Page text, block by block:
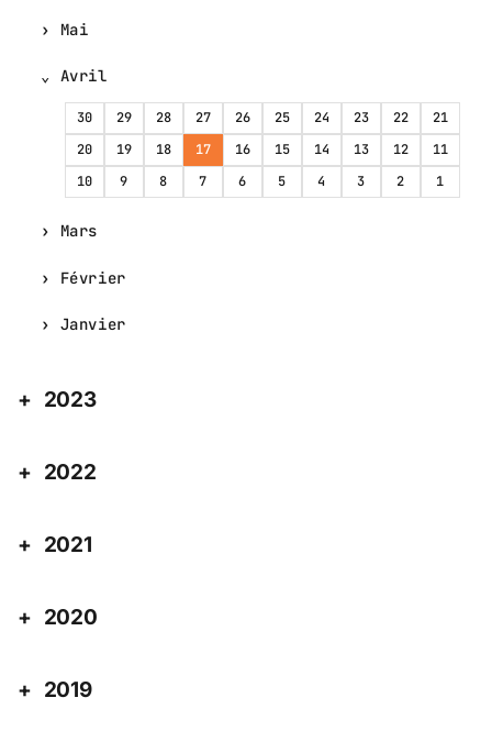
Mai
Avril
30 29 28 27 26 25 24 23 22
21
20
19 18 17 16 15 14 13 12
11
10
9 8 7 6 5 4 3 2 1
Mars
Février
Janvier
2023
2022
2021
2020
2019